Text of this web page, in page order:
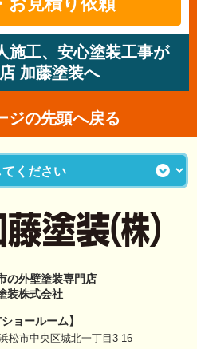
施工、安心塗装工事が
加藤塗装へ
ジの先頭へ戻る
の外壁塗装専門店
装株式会社
ショールーム】
松市中央区城北一丁目3-16